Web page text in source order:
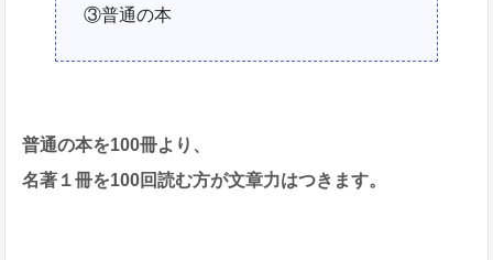
③普通の本
普通の本を100冊より、
名著１冊を100回読む方が文章力はつきます。